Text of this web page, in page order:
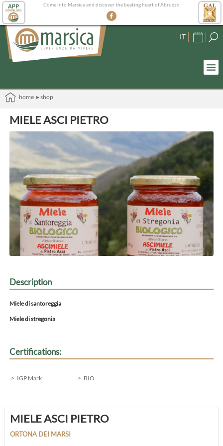
Come into Marsica and discover the beating heart of Abruzzo
IT
home ▸ shop
MIELE ASCI PIETRO
Description
Miele di santoreggia
Miele di stregonia
Certifications:
IGP Mark BIO
MIELE ASCI PIETRO
ORTONA DEI MARSI